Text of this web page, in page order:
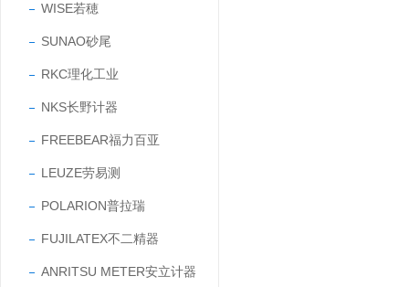
WISE若穂
SUNAO砂尾
RKC理化工业
NKS长野计器
FREEBEAR福力百亚
LEUZE劳易测
POLARION普拉瑞
FUJILATEX不二精器
ANRITSU METER安立计器